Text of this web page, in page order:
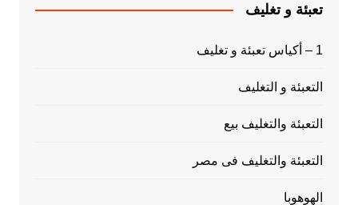
تعبئة و تغليف
1 – أكياس تعبئة و تغليف
التعبئة و التغليف
التعبئة والتغليف بيع
التعبئة والتغليف فى مصر
الهوهوبا